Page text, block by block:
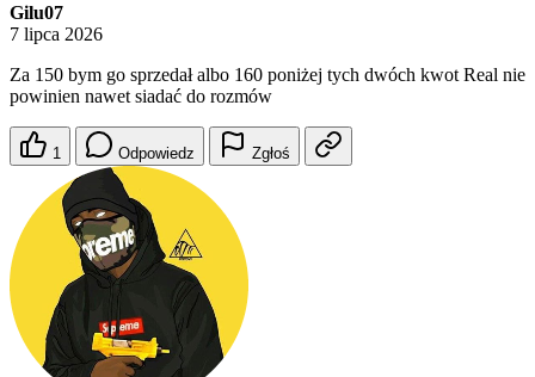
Gilu07
7 lipca 2026
Za 150 bym go sprzedał albo 160 poniżej tych dwóch kwot Real nie
powinien nawet siadać do rozmów
1 Odpowiedz Zgłoś